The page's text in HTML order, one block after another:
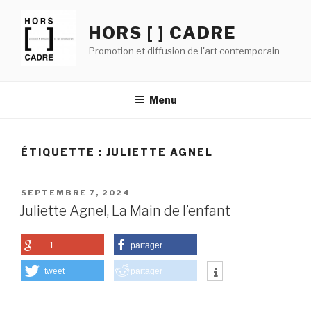
contenu
principal
HORS [ ] CADRE
Promotion et diffusion de l'art contemporain
Menu
ÉTIQUETTE : JULIETTE AGNEL
PUBLIÉ
LE
SEPTEMBRE 7, 2024
Juliette Agnel, La Main de l’enfant
+1 partager
tweet partager